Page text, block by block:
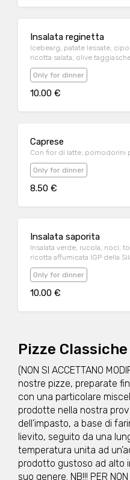
Insalata reginetta
Icebearg, patate lessate,
ricotta salata, olive
Only for dinner
10.00 €
Caprese
Con fior di latte, pomodorini
Only for dinner
8.50 €
Insalata saporita
Insalata verde, rucola, noci,
ricotta affumicata IGP della
Pachino
Only for dinner
10.00 €
Pizze Classiche
(NON SI ACCETTANO
nostre pizze, preparate
con una particolare
prodotte nella nostra
dell’impasto, a base di
lievito, seguito da una
temperatura unita ad
prodotto gustoso ad alto
suo genere. NB!!! PER